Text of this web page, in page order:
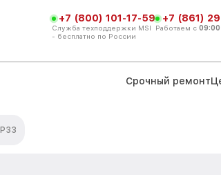
+7 (800) 101-17-59
Служба техподдержки MSI
- бесплатно по России
+7 (861)
Работаем с 09:00
Срочный ремонт